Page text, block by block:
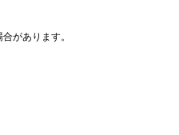
があります。